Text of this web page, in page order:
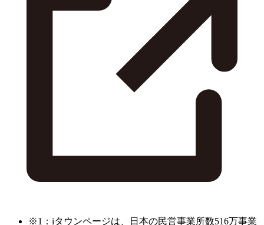
※1：iタウンページは、日本の民営事業所数516万事業